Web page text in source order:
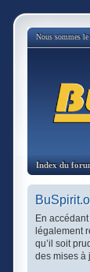
Nous sommes
Index du
En
légalement
qu’il soit
des mises à